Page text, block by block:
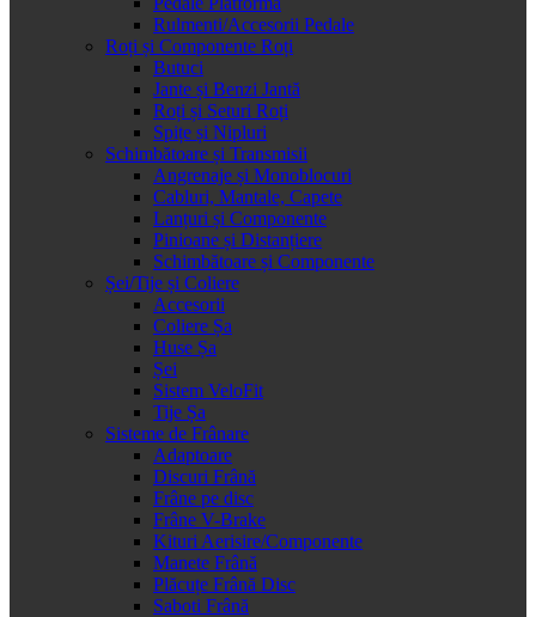
Rulmenti/Accesorii Pedale
Roți și Componente Roți
Butuci
Jante și Benzi Jantă
Roți și Seturi Roți
Spițe și Nipluri
Schimbătoare și Transmisii
Angrenaje și Monoblocuri
Cabluri, Mantale, Capete
Lanțuri și Componente
Pinioane și Distanțiere
Schimbătoare și Componente
Șei/Tije și Coliere
Accesorii
Coliere Șa
Huse Șa
Șei
Sistem VeloFit
Tije Șa
Sisteme de Frânare
Adaptoare
Discuri Frână
Frâne pe disc
Frâne V-Brake
Kituri Aerisire/Componente
Manete Frână
Plăcuțe Frână Disc
Saboti Frână